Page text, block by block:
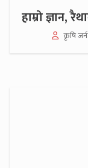
हाम्रो ज्ञान,
कृषि